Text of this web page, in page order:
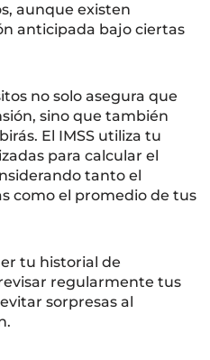
aunque existen
anticipada bajo ciertas
no solo asegura que
sino que también
El IMSS utiliza tu
para calcular el
tanto el
como el promedio de tus
tu historial de
regularmente tus
sorpresas al